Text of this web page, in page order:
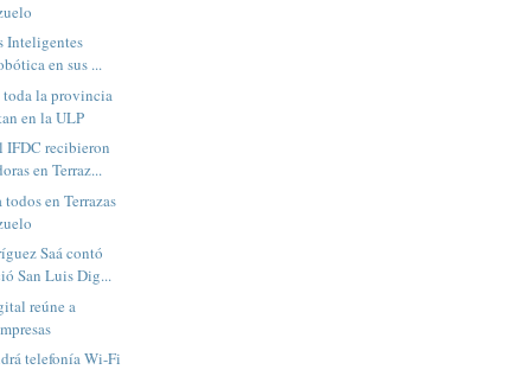
Inteligentes
en sus ...
toda la provincia
en la ULP
IFDC recibieron
en Terraz...
en Terrazas
Saá contó
San Luis Dig...
reúne a
telefonía Wi-Fi